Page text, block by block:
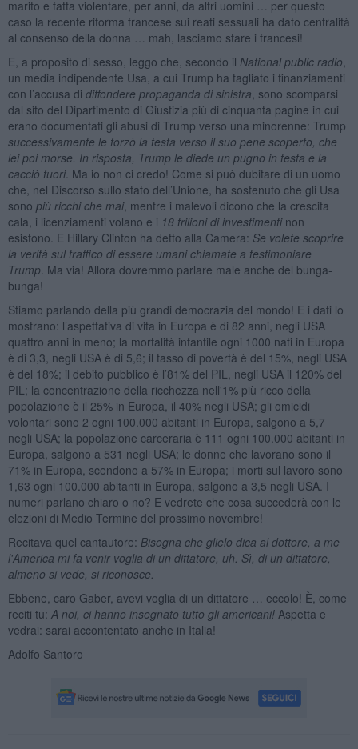
marito e fatta violentare, per anni, da altri uomini … per questo
caso la recente riforma francese sui reati sessuali ha dato centralità
al consenso della donna … mah, lasciamo stare i francesi!
E, a proposito di sesso, leggo che, secondo il National public radio
un media indipendente Usa, a cui Trump ha tagliato i finanziamenti
con l’accusa di diffondere propaganda di sinistra , sono scomparsi
dal sito del Dipartimento di Giustizia più di cinquanta pagine in cui
erano documentati gli abusi di Trump verso una minorenne: Trump
successivamente le forzò la testa verso il suo pene scoperto, che
lei poi morse. In risposta, Trump le diede un pugno in testa e la
cacciò fuori. Ma io non ci credo! Come si può dubitare di un uomo
che, nel Discorso sullo stato dell’Unione, ha sostenuto che gli Usa
sono più ricchi che mai, mentre i malevoli dicono che la crescita
cala, i licenziamenti volano e i 18 trilioni di investimentinon
esistono. E Hillary Clinton ha detto alla Camera: Se volete scoprire
la verità sul traffico di essere umani chiamate a testimoniare
Trump . Ma via! Allora dovremmo parlare male anche del bunga-
bunga!
Stiamo parlando della più grandi democrazia del mondo! E i dati lo
mostrano: l’aspettativa di vita in Europa è di 82 anni, negli USA
quattro anni in meno; la mortalità infantile ogni 1000 nati in Europa
è di 3,3, negli USA è di 5,6; il tasso di povertà è del 15%, negli USA
è del 18%; il debito pubblico è l’81% del PIL, negli USA il 120% del
PIL; la concentrazione della ricchezza nell'1% più ricco della
popolazione è il 25% in Europa, il 40% negli USA; gli omicidi
volontari sono 2 ogni 100.000 abitanti in Europa, salgono a 5,7
negli USA; la popolazione carceraria è 111 ogni 100.000 abitanti in
Europa, salgono a 531 negli USA; le donne che lavorano sono il
71% in Europa, scendono a 57% in Europa; i morti sul lavoro sono
1,63 ogni 100.000 abitanti in Europa, salgono a 3,5 negli USA. I
numeri parlano chiaro o no? E vedrete che cosa succederà con le
elezioni di Medio Termine del prossimo novembre!
Recitava quel cantautore: Bisogna che glielo dica al dottore, a me
l'America mi fa venir voglia di un dittatore, uh. Sì, di un dittatore,
almeno si vede, si riconosce.
Ebbene, caro Gaber, avevi voglia di un dittatore … eccolo! È, come
reciti tu: A noi, ci hanno insegnato tutto gli americani! Aspetta e
vedrai: sarai accontentato anche in Italia!
Adolfo Santoro